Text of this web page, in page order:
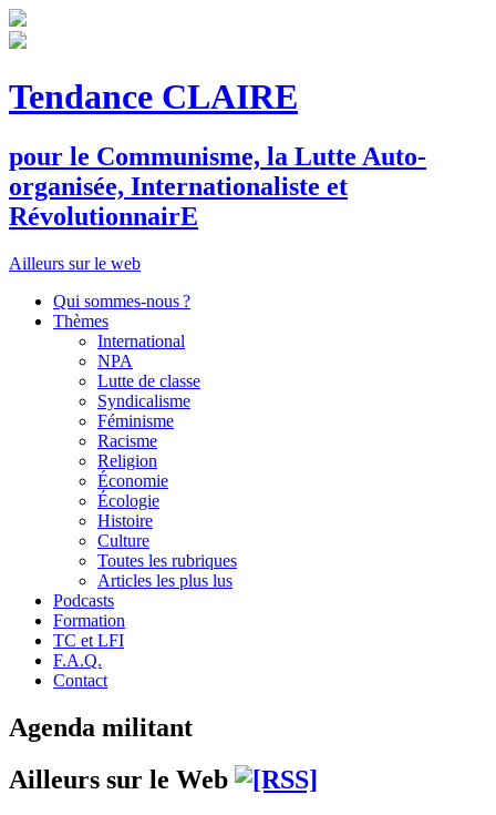
Tendance CLAIRE
pour le Communisme, la Lutte Auto-
organisée, Internationaliste et
RévolutionnairE
Ailleurs sur le web
Qui sommes-nous ?
Thèmes
International
NPA
Lutte de classe
Syndicalisme
Féminisme
Racisme
Religion
Économie
Écologie
Histoire
Culture
Toutes les rubriques
Articles les plus lus
Podcasts
Formation
TC et LFI
F.A.Q.
Contact
Agenda militant
Ailleurs sur le Web